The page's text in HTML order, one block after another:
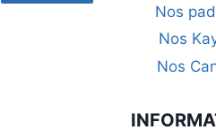
Nos
Nos
Nos